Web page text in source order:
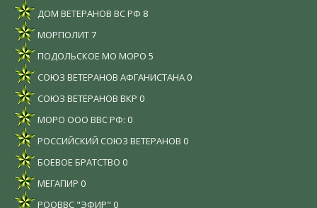
ДОМ ВЕТЕРАНОВ ВС РФ 8
МОРПОЛИТ7
ПОДОЛЬСКОЕ МО МОРО 5
СОЮЗ ВЕТЕРАНОВ АФГАНИСТАНА 0
СОЮЗ ВЕТЕРАНОВ ВКР 0
МОРО ООО ВВС РФ: 0
РОССИЙСКИЙ СОЮЗ ВЕТЕРАНОВ 0
БОЕВОЕ БРАТСТВО 0
МЕГАПИР 0
РООВВС "ЭФИР" 0